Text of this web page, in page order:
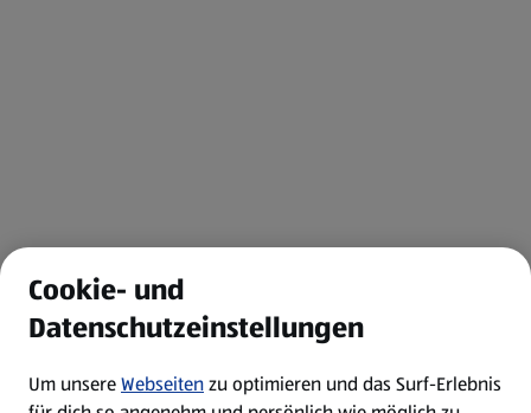
Cookie- und
Datenschutzeinstellungen
Um unsereWebseitenzu optimieren und das Surf-Erlebnis